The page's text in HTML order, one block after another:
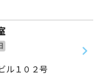
ル１０２号